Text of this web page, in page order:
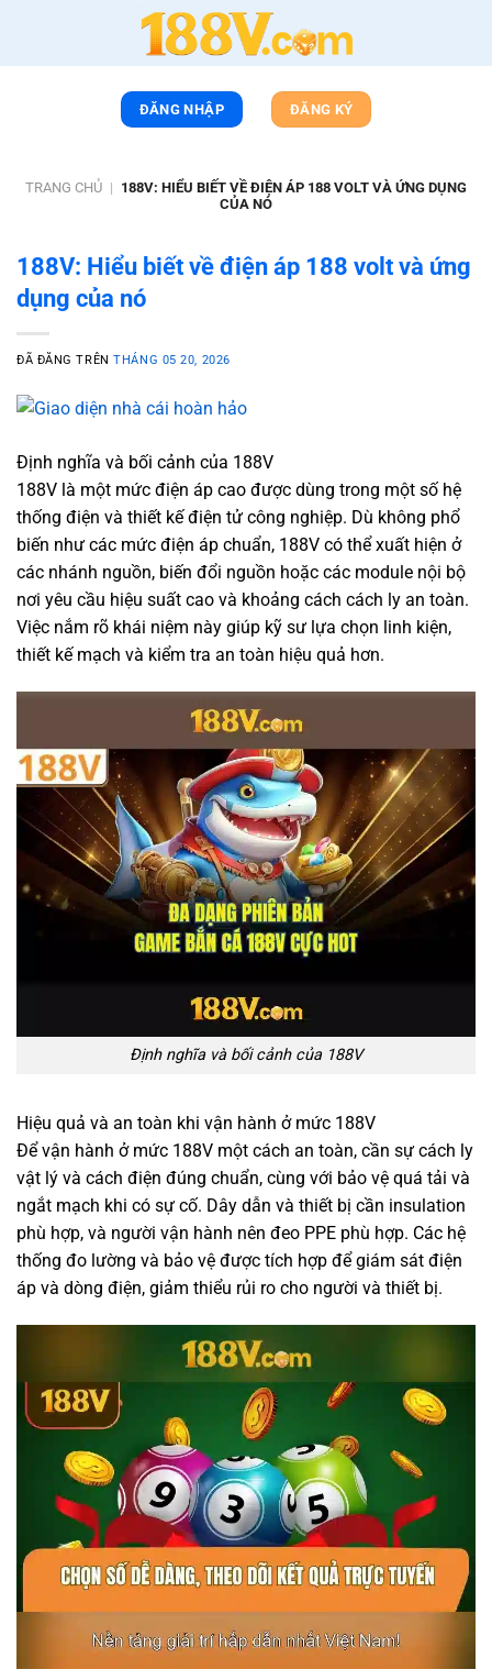
nội
ĐĂNG NHẬP ĐĂNG KÝ
TRANG CHỦ | 188V: HIỂU BIẾT VỀ ĐIỆN ÁP 188 VOLT VÀ ỨNG DỤNG
CỦA NÓ
188V: Hiểu biết về điện áp 188 volt và ứng
dụng của nó
ĐÃ ĐĂNG TRÊNTHÁNG 05 20, 2026
Định nghĩa và bối cảnh của 188V
188V là một mức điện áp cao được dùng trong một số hệ
thống điện và thiết kế điện tử công nghiệp. Dù không phổ
biến như các mức điện áp chuẩn, 188V có thể xuất hiện ở
các nhánh nguồn, biến đổi nguồn hoặc các module nội bộ
nơi yêu cầu hiệu suất cao và khoảng cách cách ly an toàn.
Việc nắm rõ khái niệm này giúp kỹ sư lựa chọn linh kiện,
thiết kế mạch và kiểm tra an toàn hiệu quả hơn.
Định nghĩa và bối cảnh của 188V
Hiệu quả và an toàn khi vận hành ở mức 188V
Để vận hành ở mức 188V một cách an toàn, cần sự cách ly
vật lý và cách điện đúng chuẩn, cùng với bảo vệ quá tải và
ngắt mạch khi có sự cố. Dây dẫn và thiết bị cần insulation
phù hợp, và người vận hành nên đeo PPE phù hợp. Các hệ
thống đo lường và bảo vệ được tích hợp để giám sát điện
áp và dòng điện, giảm thiểu rủi ro cho người và thiết bị.